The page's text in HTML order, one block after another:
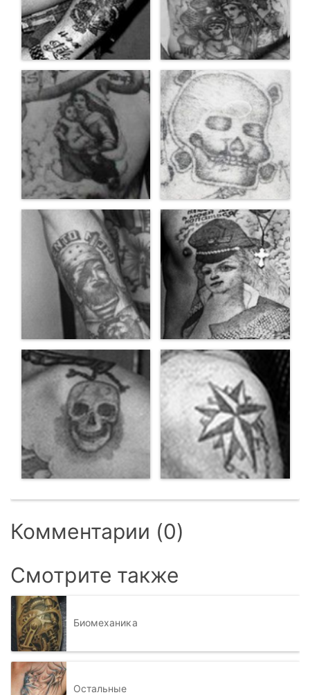
Комментарии (0)
Смотрите также
Биомеханика
Остальные